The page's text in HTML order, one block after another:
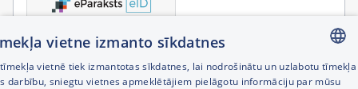
LATVIAN
vietne izmanto sīkdatnes
vietnē tiek izmantotas sīkdatnes, lai nodrošinātu un uzlabotu tīmekļa
darbību, sniegtu vietnes apmeklētājiem pielāgotu informāciju par mūsu